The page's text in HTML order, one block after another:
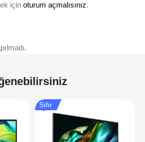
için oturum açmalısınız.
Sıfır